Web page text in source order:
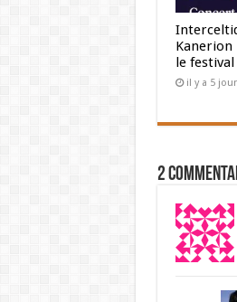
Kanerion
le festival
il y a 5
2